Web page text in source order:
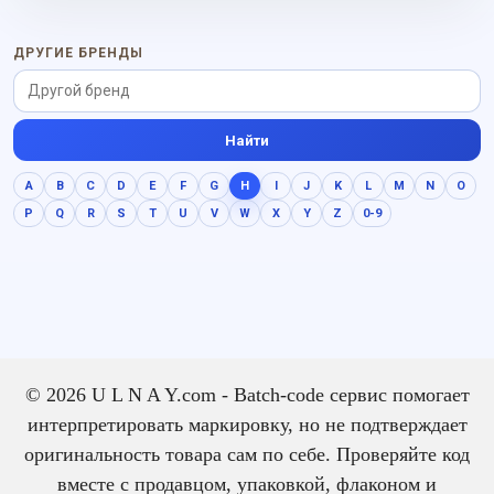
цветочный; он звучит
без резкого нажима.
ДРУГИЕ БРЕНДЫ
Найти
A B C D E F G H I J K L M N
O
P
Q R S T U V W X Y Z 0-9
© 2026 U L N A Y.com - Batch-code сервис помогает
интерпретировать маркировку, но не подтверждает
оригинальность товара сам по себе. Проверяйте код
вместе с продавцом, упаковкой, флаконом и